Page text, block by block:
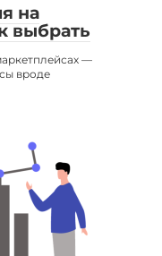
на
выбрать
—
вроде